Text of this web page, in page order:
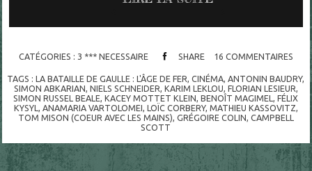
CATÉGORIES : 3 *** NECESSAIRE SHARE 16 COMMENTAIRES
TAGS :LA BATAILLE DE GAULLE : L'ÂGE DE FER,CINÉMA,ANTONIN BAUDRY,
SIMON ABKARIAN, NIELS SCHNEIDER, KARIM LEKLOU, FLORIAN LESIEUR,
SIMON RUSSEL BEALE,KACEY MOTTET KLEIN,BENOÎT MAGIMEL,FÉLIX
KYSYL , ANAMARIA VARTOLOMEI, LOÏC CORBERY, MATHIEU KASSOVITZ,
TOM MISON (COEUR AVEC LES MAINS), GRÉGOIRE COLIN, CAMPBELL
SCOTT